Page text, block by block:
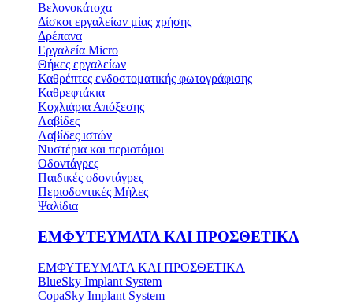
Βελονοκάτοχα
Δίσκοι εργαλείων μίας χρήσης
Δρέπανα
Εργαλεία Micro
Θήκες εργαλείων
Καθρέπτες ενδοστοματικής φωτογράφισης
Καθρεφτάκια
Κοχλιάρια Απόξεσης
Λαβίδες
Λαβίδες ιστών
Νυστέρια και περιοτόμοι
Οδοντάγρες
Παιδικές οδοντάγρες
Περιοδοντικές Μήλες
Ψαλίδια
ΕΜΦΥΤΕΥΜΑΤΑ ΚΑΙ ΠΡΟΣΘΕΤΙΚΑ
ΕΜΦΥΤΕΥΜΑΤΑ ΚΑΙ ΠΡΟΣΘΕΤΙΚΑ
BlueSky Implant System
CopaSky Implant System